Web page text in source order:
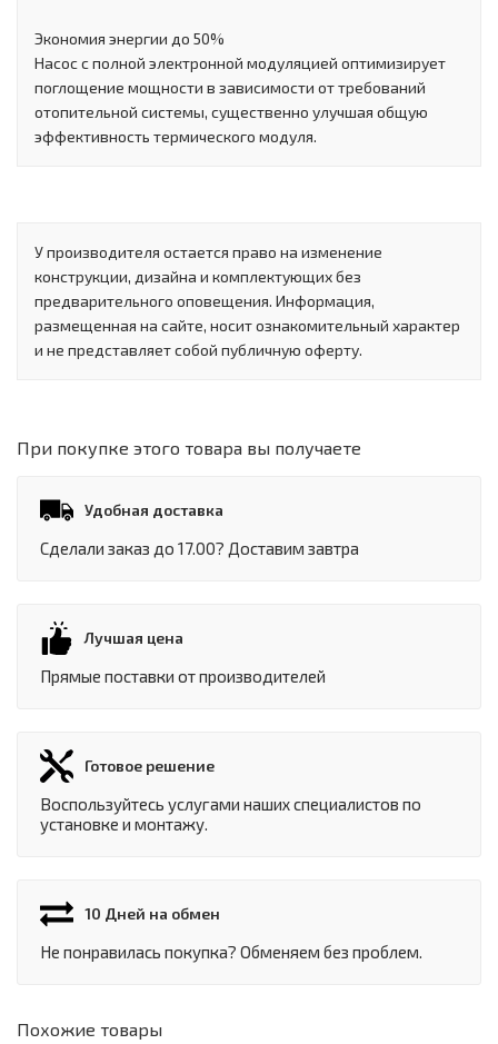
Экономия энергии до 50%
Насос с полной электронной модуляцией оптимизирует
поглощение мощности в зависимости от требований
отопительной системы, существенно улучшая общую
эффективность термического модуля.
У производителя остается право на изменение
конструкции, дизайна и комплектующих без
предварительного оповещения. Информация,
размещенная на сайте, носит ознакомительный характер
и не представляет собой публичную оферту.
При покупке этого товара вы получаете
Удобная доставка
Сделали заказ до 17.00? Доставим завтра
Лучшая цена
Прямые поставки от производителей
Готовое решение
Воспользуйтесь услугами наших специалистов по
установке и монтажу.
10 Дней на обмен
Не понравилась покупка? Обменяем без проблем.
Похожие товары